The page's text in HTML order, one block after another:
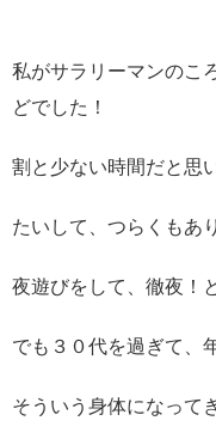
私がサラリーマンのこ
どでした！
割と少ない時間だと思
たいして、つらくもあ
夜遊びをして、徹夜！
でも３０代を過ぎて、
そういう身体になって